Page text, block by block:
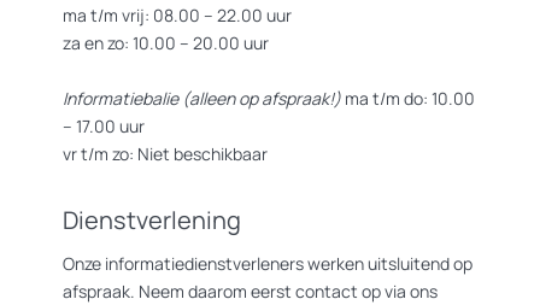
ma t/m vrij: 08.00 – 22.00 uur
za en zo: 10.00 – 20.00 uur
Informatiebalie (alleen op afspraak!) ma t/m do: 10.00
– 17.00 uur
vr t/m zo: Niet beschikbaar
Dienstverlening
Onze informatiedienstverleners werken uitsluitend op
afspraak. Neem daarom eerst contact op via ons